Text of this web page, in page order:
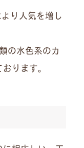
り人気を増し
の水色系のカ
ります。